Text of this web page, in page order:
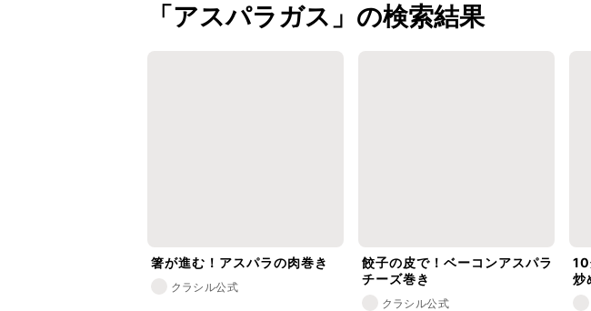
「アスパラガス」の検索結果
箸が進む！アスパラの肉巻き
クラシル公式
餃子の皮で！ベーコンアスパラ
チーズ巻き
クラシル公式
10
炒